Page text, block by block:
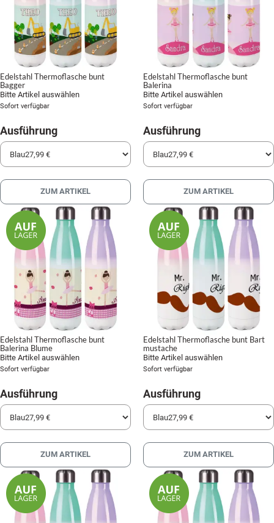
Edelstahl Thermoflasche bunt
Bagger
Bitte Artikel auswählen
Sofort verfügbar
Ausführung
ZUM ARTIKEL
Edelstahl Thermoflasche bunt
Balerina
Bitte Artikel auswählen
Sofort verfügbar
Ausführung
ZUM ARTIKEL
Edelstahl Thermoflasche bunt
Balerina Blume
Bitte Artikel auswählen
Sofort verfügbar
Ausführung
ZUM ARTIKEL
Edelstahl Thermoflasche bunt Bart
mustache
Bitte Artikel auswählen
Sofort verfügbar
Ausführung
ZUM ARTIKEL